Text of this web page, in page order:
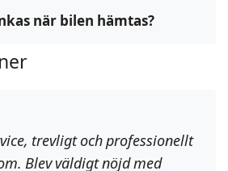
när bilen hämtas?
trevligt och professionellt
Blev väldigt nöjd med